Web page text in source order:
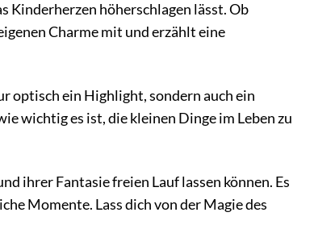
Kinderherzen höherschlagen lässt. Ob
Charme mit und erzählt eine
optisch ein Highlight, sondern auch ein
wichtig es ist, die kleinen Dinge im Leben zu
ihrer Fantasie freien Lauf lassen können. Es
Momente. Lass dich von der Magie des